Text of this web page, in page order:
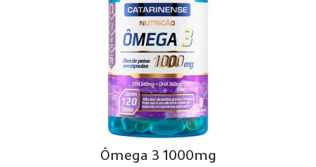
Ômega 3 1000mg